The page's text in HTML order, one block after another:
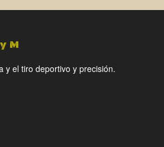
M
y el tiro deportivo y precisión.